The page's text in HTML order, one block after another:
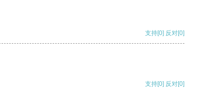
支持[0] 反对[0]
支持[0] 反对[0]